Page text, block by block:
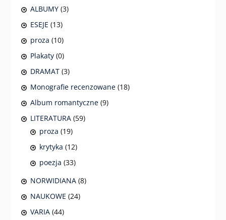
ALBUMY (3)
ESEJE (13)
proza (10)
Plakaty (0)
DRAMAT (3)
Monografie recenzowane (18)
Album romantyczne (9)
LITERATURA (59)
proza (19)
krytyka (12)
poezja (33)
NORWIDIANA (8)
NAUKOWE (24)
VARIA (44)